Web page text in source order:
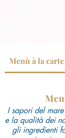
Menù à la carte
I sapori del
e la qualità dei
gli ingredienti